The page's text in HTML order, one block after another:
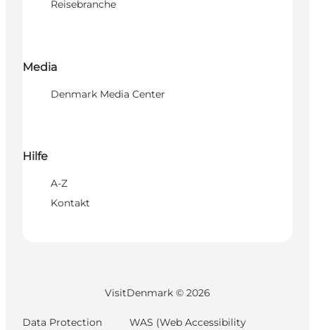
Reisebranche
Media
Denmark Media Center
Hilfe
A-Z
Kontakt
VisitDenmark © 2026
Data Protection
WAS (Web Accessibility